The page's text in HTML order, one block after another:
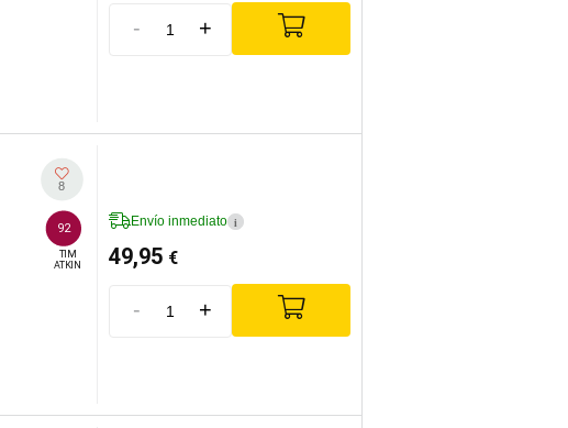
- +
8
92
TIM
ATKIN
Envío inmediato i
49,95 €
- +